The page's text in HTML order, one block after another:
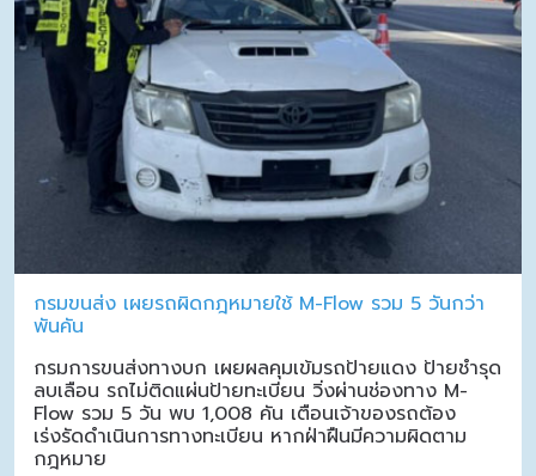
กรมขนส่ง เผยรถผิดกฎหมายใช้ M-Flow รวม 5 วันกว่า
พันคัน
กรมการขนส่งทางบก เผยผลคุมเข้มรถป้ายแดง ป้ายชำรุด
ลบเลือน รถไม่ติดแผ่นป้ายทะเบียน วิ่งผ่านช่องทาง M-
Flow รวม 5 วัน พบ 1,008 คัน เตือนเจ้าของรถต้อง
เร่งรัดดำเนินการทางทะเบียน หากฝ่าฝืนมีความผิดตาม
กฎหมาย